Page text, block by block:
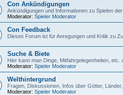
Con Ankündigungen
Ankündigungen und Informationen zu Spielen
Moderator: Spieler Moderator
Con Feedback
Dieses Forum ist für Anregungen und Kritik zu
Suche & Biete
Hier kann man Dinge, Mitfahrgelegenheiten, etc.
Moderator: Spieler Moderator
Welthintergrund
Fragen, Diskussionen, Infos über Götter, Länder,
Moderator: Spieler Moderator